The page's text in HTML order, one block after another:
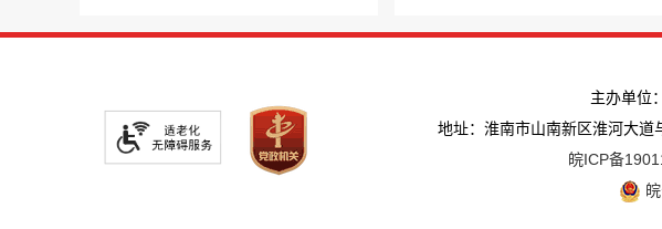
主办单位
地址：淮南市山南新区淮河大道
皖ICP备